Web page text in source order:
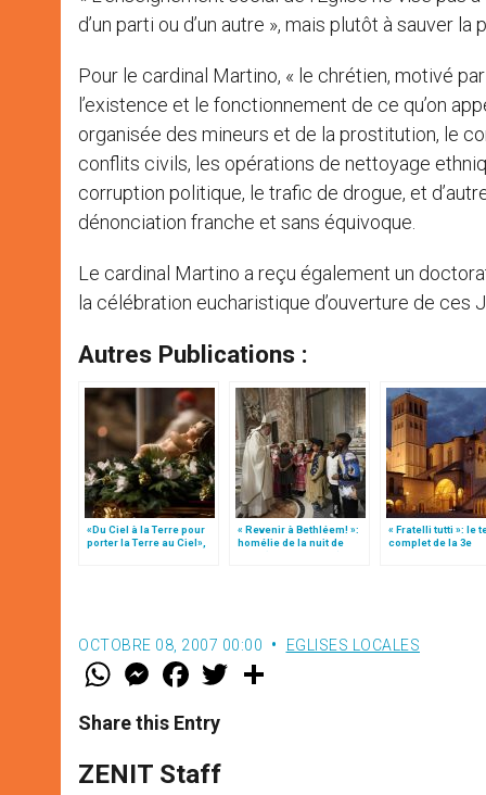
d’un parti ou d’un autre », mais plutôt à sauver
Pour le cardinal Martino, « le chrétien, motivé
l’existence et le fonctionnement de ce qu’on
organisée des mineurs et de la prostitution, le
conflits civils, les opérations de nettoyage
corruption politique, le trafic de drogue, et
dénonciation franche et sans équivoque.
Le cardinal Martino a reçu également un
la célébration eucharistique d’ouverture de ces
Autres Publications :
«Du Ciel à la Terre pour
porter la Terre au Ciel»,
« Revenir à Bethléem! »:
homélie de la nuit de
Noël (texte complet)
« Fratelli tutti »: le
complet de la 3e
OCTOBRE 08, 2007 00:00 EGLISES LOCALES
W
t
s
p
p
M
e
s
e
g
e
F
a
e
b
o
k
w
Share this Entry
ZENIT Staff